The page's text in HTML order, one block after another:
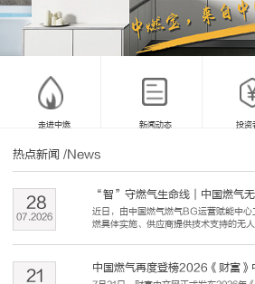
走进中燃 新闻动态 投资
热点新闻 /News
“智”守燃气生命线｜中国燃气
近日，由中国燃气燃气BG运营赋能中
燃具体实施、供应商提供技术支持的无
07.2026
28
中国燃气再度登榜2026《财富》
21